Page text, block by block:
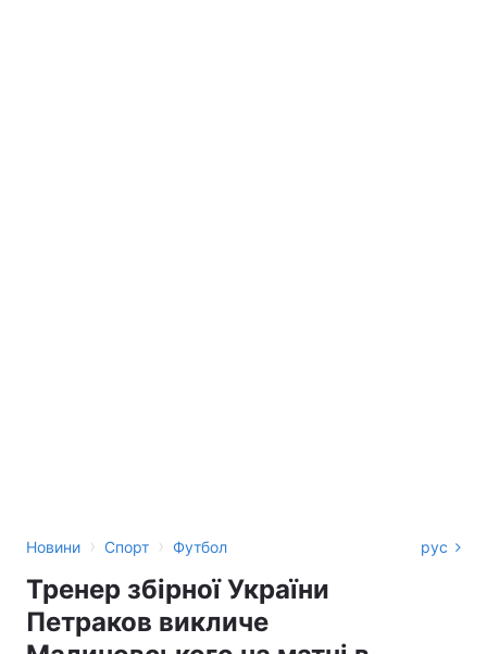
Новини › Спорт › Футбол рус
Тренер збірної України
Петраков викличе